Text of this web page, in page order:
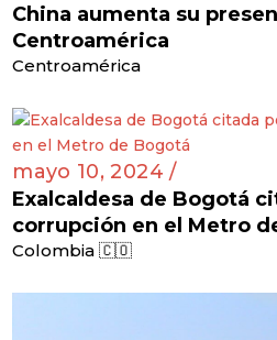
China aumenta su
Centroamérica
Centroamérica
mayo 10, 2024 /
Exalcaldesa de Bogotá
corrupción en el Metro
Colombia 🇨🇴